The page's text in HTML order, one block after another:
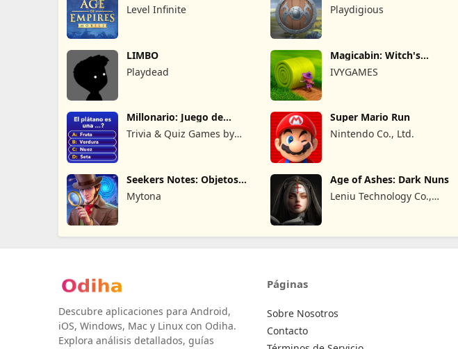
Level Infinite
Playdigious
LIMBO
Playdead
Magicabin: Witch's
IVYGAMES
Millonario: Juego de
preguntas
Trivia & Quiz Games by
Super Mario Run
Nintendo Co., Ltd.
Seekers Notes: Objetos
ocultos
Mytona
Age of Ashes: Dark Nuns
Leniu Technology Co.,
Descubre aplicaciones para Android,
iOS, Windows, Mac y Linux con Odiha.
Explora análisis detallados, guías
Páginas
Sobre Nosotros
Contacto